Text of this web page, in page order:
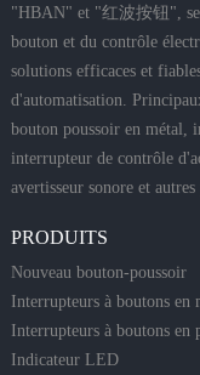
"HBAN" et "红波按钮", se
bouton et du contrôle
solutions efficaces et
d'automatisation.
bouton poussoir en métal,
interrupteur de contrôle
avertisseur sonore et autres
PRODUITS
Nouveau bouton-poussoir
Interrupteurs à boutons en
Interrupteurs à boutons en
Indicateur LED